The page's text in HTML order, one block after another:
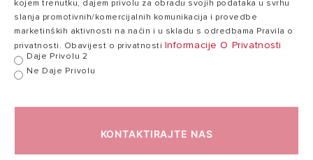
Maksimalni radni
tlak
0
bar
0 bar
kg
X4
kojem trenutku, dajem privolu za obradu svojih podataka u svrhu
slanja promotivnih/komercijalnih komunikacija i provedbe
marketinških aktivnosti na način i u skladu s odredbama Pravila o
privatnosti. Obavijest o privatnosti Informacije O Privatnosti
Daje Privolu 2
Ne Daje Privolu
KONTAKTIRAJTE NAS